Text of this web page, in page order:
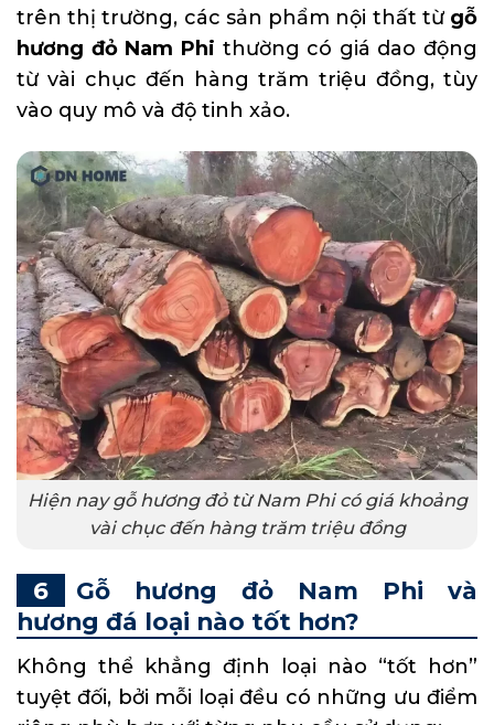
trên thị trường, các sản phẩm nội thất từ gỗ
hương đỏ Nam Phi thường có giá dao động
từ vài chục đến hàng trăm triệu đồng, tùy
vào quy mô và độ tinh xảo.
Hiện nay gỗ hương đỏ từ Nam Phi có giá khoảng
vài chục đến hàng trăm triệu đồng
Gỗ hương đỏ Nam Phi và
hương đá loại nào tốt hơn?
Không thể khẳng định loại nào “tốt hơn”
tuyệt đối, bởi mỗi loại đều có những ưu điểm